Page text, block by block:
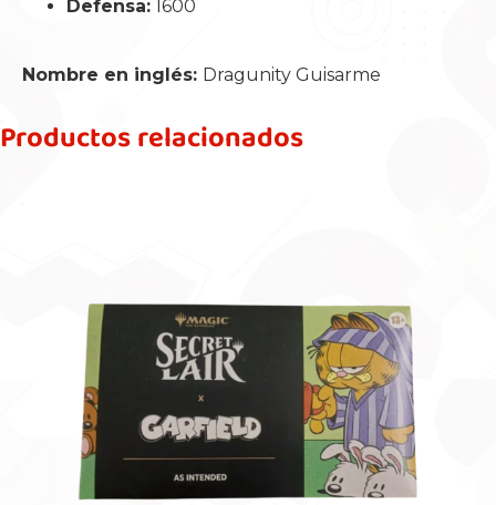
Defensa: 1600
Nombre en inglés: Dragunity Guisarme
Productos relacionados